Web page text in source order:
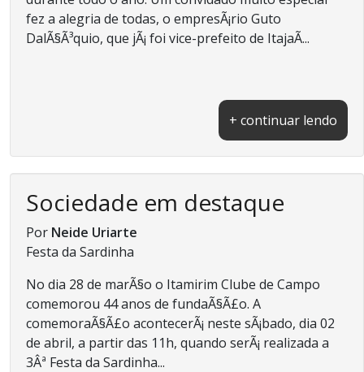
fez a alegria de todas, o empresÃ¡rio Guto
DalÃ§Ã³quio, que jÃ¡ foi vice-prefeito de ItajaÃ­...
+ continuar lendo
Sociedade em destaque
Por Neide Uriarte
Festa da Sardinha
No dia 28 de marÃ§o o Itamirim Clube de Campo
comemorou 44 anos de fundaÃ§Ã£o. A
comemoraÃ§Ã£o acontecerÃ¡ neste sÃ¡bado, dia 02
de abril, a partir das 11h, quando serÃ¡ realizada a
3Âª Festa da Sardinha...